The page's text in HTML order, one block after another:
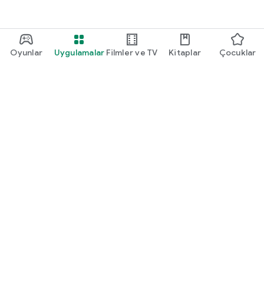
Oyunlar Uygulamalar Filmler ve TV Kitaplar Çocuklar